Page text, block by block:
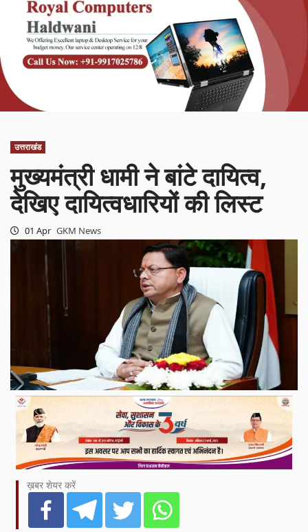
उत्तराखंड
मुख्यमंत्री धामी ने बांटे दायित्व,
देखिए दायित्वधारियों की लिस्ट
01 Apr GKM News
ख़बर शेयर करें